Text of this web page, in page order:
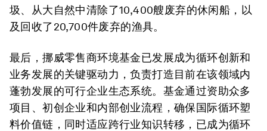
圾、从大自然中清除了10,400艘废弃的休闲船，以
及回收了20,700件废弃的渔具。
最后，挪威零售商环境基金已发展成为循环创新和
业务发展的关键驱动力，负责打造目前在该领域内
蓬勃发展的可行企业生态系统。基金通过资助众多
项目、初创企业和内部创业流程，确保国际循环塑
料价值链，同时适应跨行业知识转移，已成为循环